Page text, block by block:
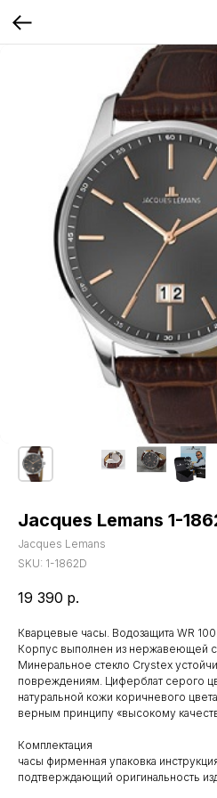
Jacques Lemans 1-
Jacques Lemans
SKU: 1-1862D
19 390 р.
Кварцевые часы. Водозащита WR
Корпус выполнен из нержавеющей
Минеральное стекло Crystex
повреждениям. Циферблат серого
натуральной кожи коричневого
верным принципу «высокому
Комплектация
часы фирменная упаковка
подтверждающий оригинальность